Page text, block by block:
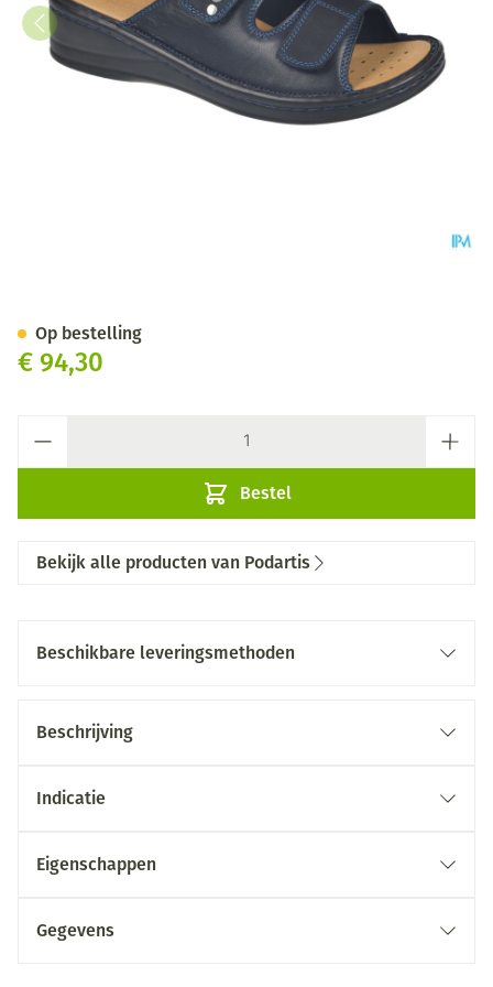
€ 94,30
Bestel
Op bestelling
Bekijk alle producten van Podartis
Beschikbare leveringsmethoden
Beschrijving
Indicatie
Eigenschappen
Gegevens